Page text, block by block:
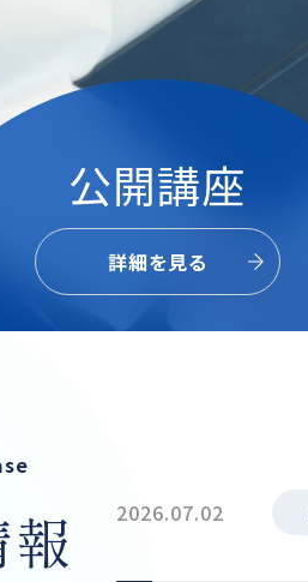
公開講座
詳細を見る
きます。
2026.07.02